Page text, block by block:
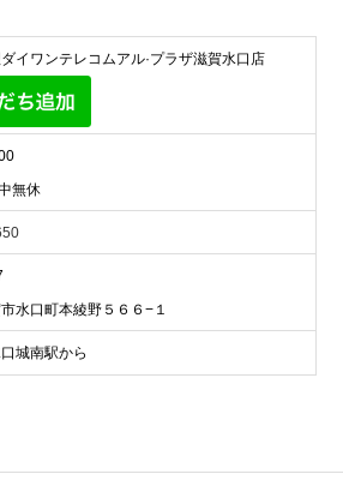
イワンテレコムアル·プラザ滋賀水口店
無休
水口町本綾野５６６−１
城南駅から